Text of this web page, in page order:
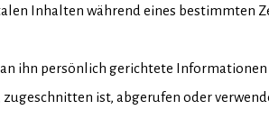
Inhalten während eines bestimmten
ihn persönlich gerichtete Informationen
ist, abgerufen oder